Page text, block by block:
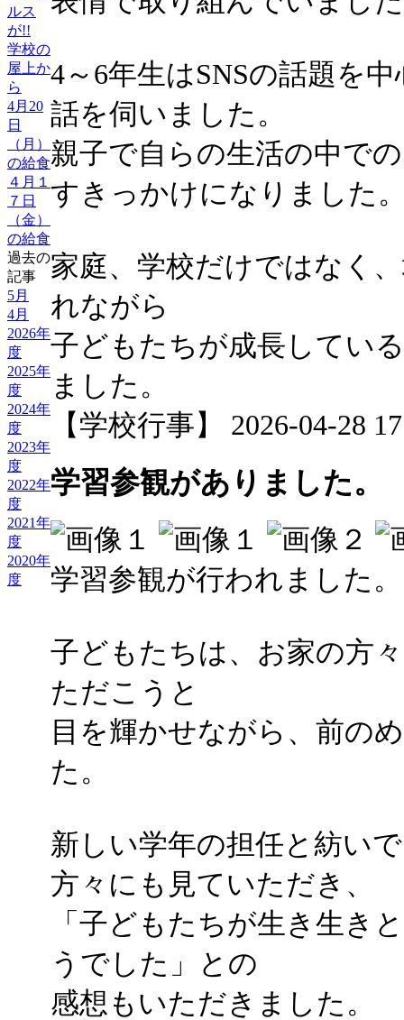
ルス
が!!
学校の
屋上か
ら
4月20
日
（月）
の給食
４月１
７日
（金）
の給食
過去の
記事
5月
4月
2026年
度
2025年
度
2024年
度
2023年
度
2022年
度
2021年
度
2020年
度
4～6年生はSNSの話題を
話を伺いました。
親子で自らの生活の中で
すきっかけになりました
家庭、学校だけではなく
れながら
子どもたちが成長してい
ました。
【学校行事】 2026-04-28
学習参観がありました。
学習参観が行われました。
子どもたちは、お家の方
ただこうと
目を輝かせながら、前の
た。
新しい学年の担任と紡い
方々にも見ていただき、
「子どもたちが生き生き
うでした」との
感想もいただきました。